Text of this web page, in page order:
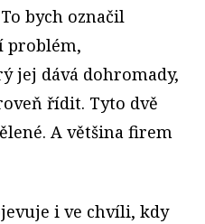
bych označil
problém,
jej dává dohromady,
řídit. Tyto dvě
A většina firem
i ve chvíli, kdy